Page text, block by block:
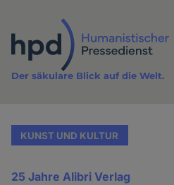
Inhalt
Der säkulare Blick auf die Welt.
KUNST UND KULTUR
25 Jahre Alibri Verlag